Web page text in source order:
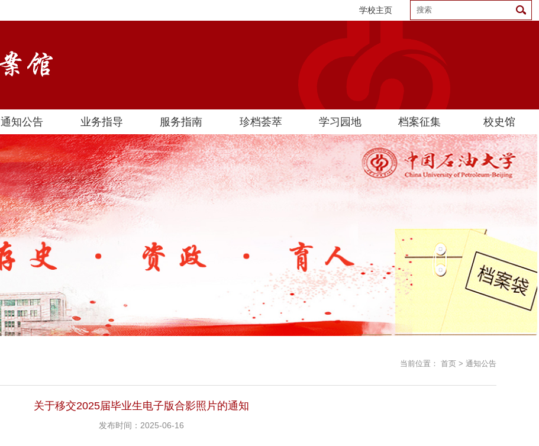
学校主页
通知公告 业务指导 服务指南 珍档荟萃 学习园地 档案征集 校史馆
当前位置： 首页 > 通知公告
关于移交2025届毕业生电子版合影照片的通知
发布时间：2025-06-16